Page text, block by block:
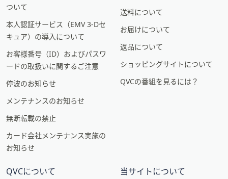
ついて
本人認証サービス（EMV 3-Dセ
キュア）の導入について
お客様番号（ID）およびパスワ
ードの取扱いに関するご注意
停波のお知らせ
メンテナンスのお知らせ
無断転載の禁止
カード会社メンテナンス実施の
お知らせ
送料について
お届けについて
返品について
ショッピングサイトについて
QVCの番組を見るには？
QVCについて 当サイトについて